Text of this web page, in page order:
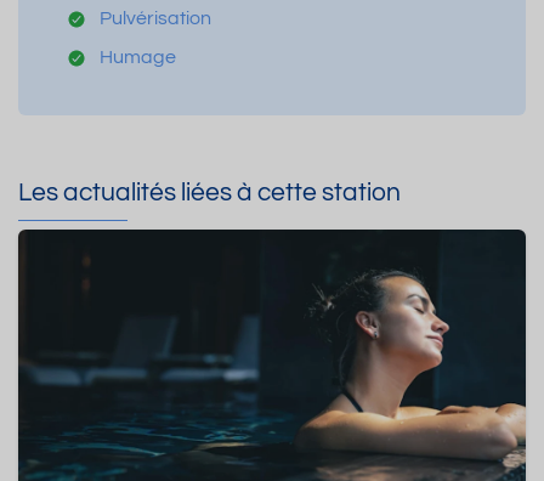
Pulvérisation
Humage
Les actualités liées à cette station